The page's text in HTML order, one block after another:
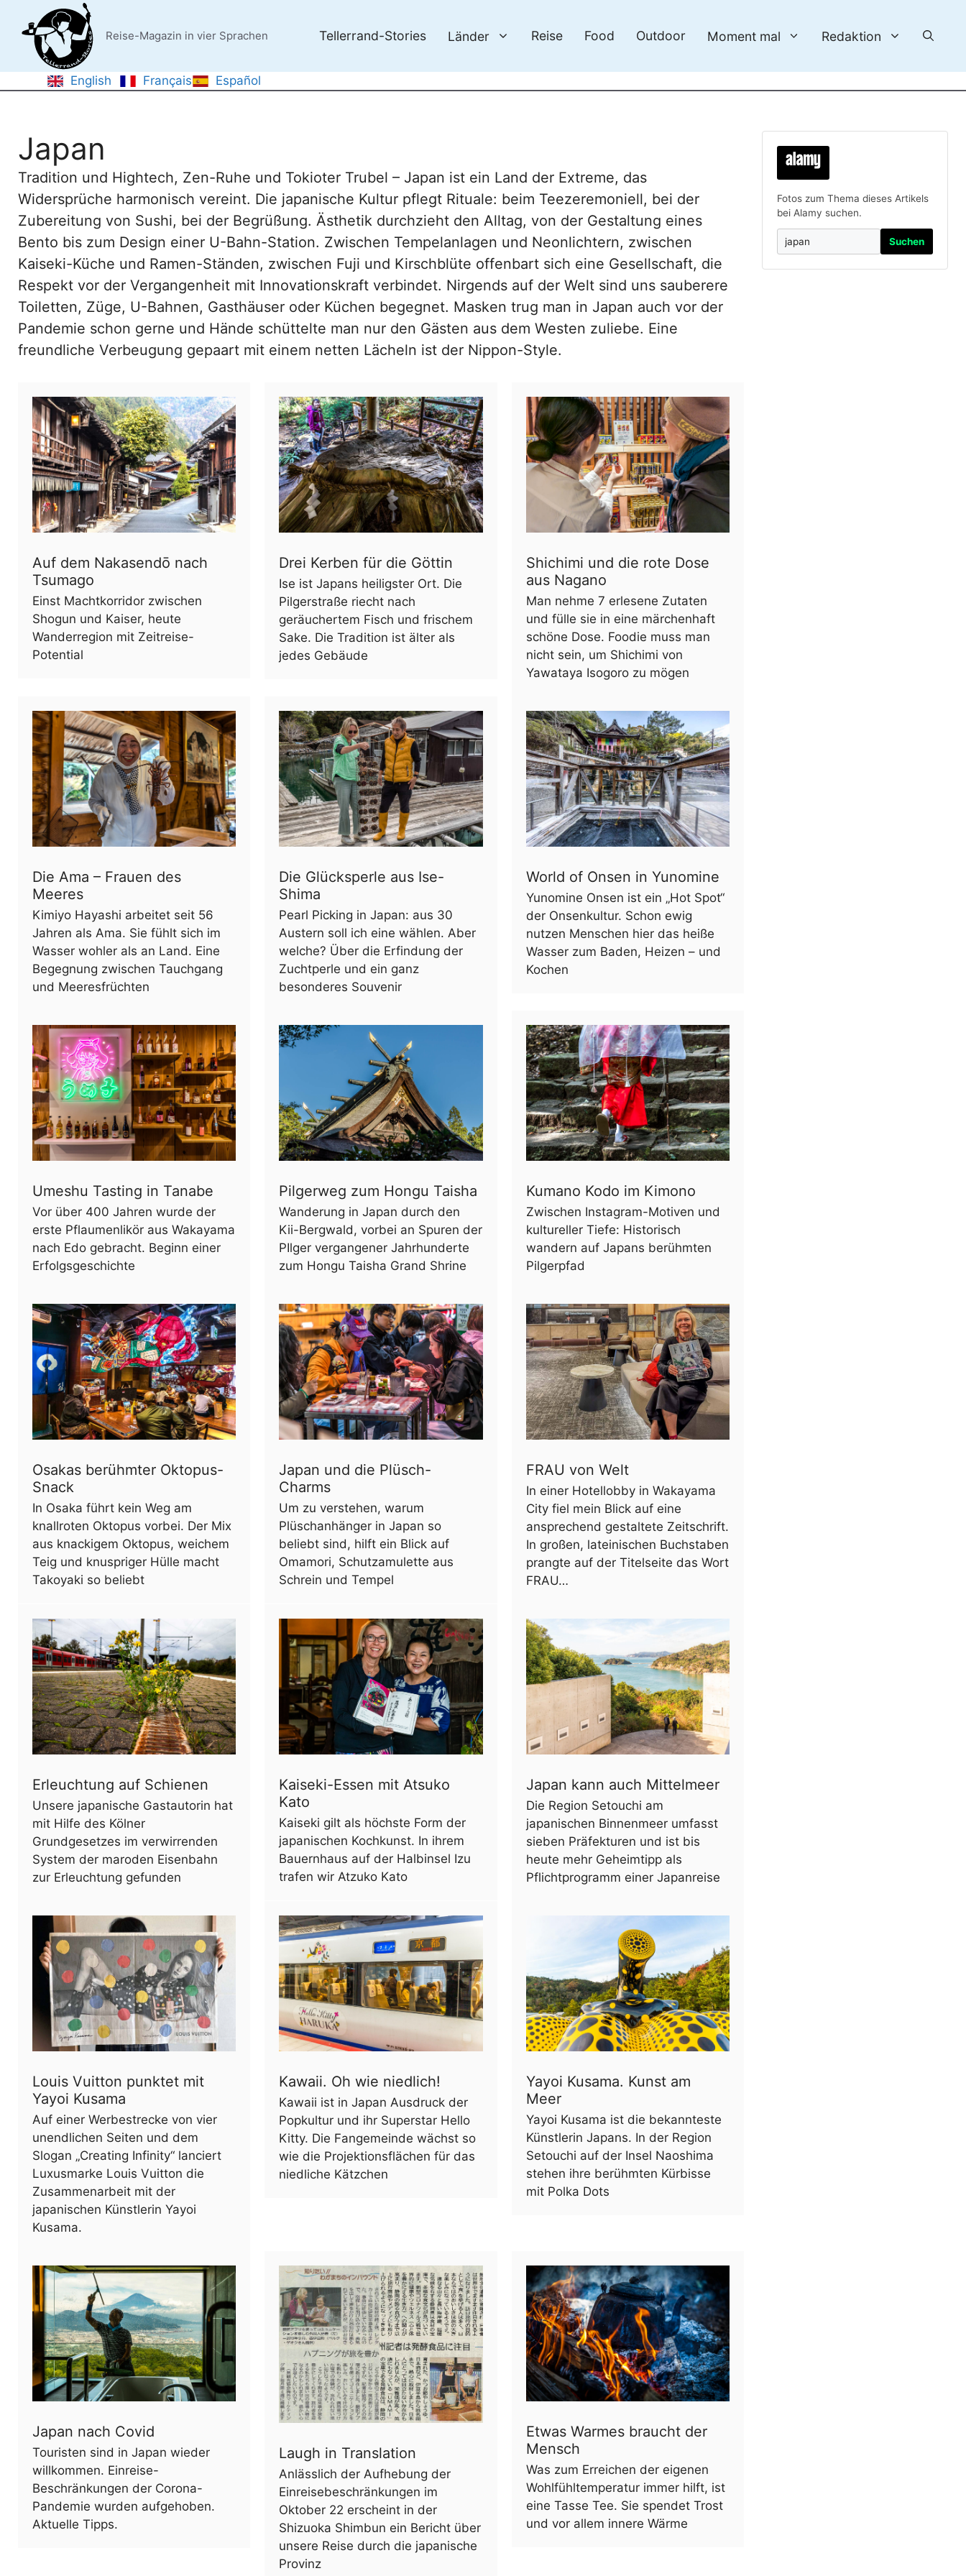
Inhalt
springen
Reise-Magazin in vier Sprachen Tellerrand-Stories Länder Reise Food Outdoor Moment mal Redaktion
English Français Español
Japan
Tradition und Hightech, Zen-Ruhe und Tokioter Trubel – Japan ist ein Land der Extreme, das
Widersprüche harmonisch vereint. Die japanische Kultur pflegt Rituale: beim Teezeremoniell, bei der
Zubereitung von Sushi, bei der Begrüßung. Ästhetik durchzieht den Alltag, von der Gestaltung eines
Bento bis zum Design einer U-Bahn-Station. Zwischen Tempelanlagen und Neonlichtern, zwischen
Kaiseki-Küche und Ramen-Ständen, zwischen Fuji und Kirschblüte offenbart sich eine Gesellschaft, die
Respekt vor der Vergangenheit mit Innovationskraft verbindet. Nirgends auf der Welt sind uns sauberere
Toiletten, Züge, U-Bahnen, Gasthäuser oder Küchen begegnet. Masken trug man in Japan auch vor der
Pandemie schon gerne und Hände schüttelte man nur den Gästen aus dem Westen zuliebe. Eine
freundliche Verbeugung gepaart mit einem netten Lächeln ist der Nippon-Style.
Auf dem Nakasendō nach
Tsumago
Einst Machtkorridor zwischen
Shogun und Kaiser, heute
Wanderregion mit Zeitreise-
Potential
Drei Kerben für die Göttin
Ise ist Japans heiligster Ort. Die
Pilgerstraße riecht nach
geräuchertem Fisch und frischem
Sake. Die Tradition ist älter als
jedes Gebäude
Shichimi und die rote Dose
aus Nagano
Man nehme 7 erlesene Zutaten
und fülle sie in eine märchenhaft
schöne Dose. Foodie muss man
nicht sein, um Shichimi von
Yawataya Isogoro zu mögen
Die Ama – Frauen des
Meeres
Kimiyo Hayashi arbeitet seit 56
Jahren als Ama. Sie fühlt sich im
Wasser wohler als an Land. Eine
Begegnung zwischen Tauchgang
und Meeresfrüchten
Die Glücksperle aus Ise-
Shima
Pearl Picking in Japan: aus 30
Austern soll ich eine wählen. Aber
welche? Über die Erfindung der
Zuchtperle und ein ganz
besonderes Souvenir
World of Onsen in Yunomine
Yunomine Onsen ist ein „Hot Spot“
der Onsenkultur. Schon ewig
nutzen Menschen hier das heiße
Wasser zum Baden, Heizen – und
Kochen
Umeshu Tasting in Tanabe
Vor über 400 Jahren wurde der
erste Pflaumenlikör aus Wakayama
nach Edo gebracht. Beginn einer
Erfolgsgeschichte
Pilgerweg zum Hongu Taisha
Wanderung in Japan durch den
Kii-Bergwald, vorbei an Spuren der
PIlger vergangener Jahrhunderte
zum Hongu Taisha Grand Shrine
Kumano Kodo im Kimono
Zwischen Instagram-Motiven und
kultureller Tiefe: Historisch
wandern auf Japans berühmten
Pilgerpfad
Osakas berühmter Oktopus-
Snack
In Osaka führt kein Weg am
knallroten Oktopus vorbei. Der Mix
aus knackigem Oktopus, weichem
Teig und knuspriger Hülle macht
Takoyaki so beliebt
Japan und die Plüsch-
Charms
Um zu verstehen, warum
Plüschanhänger in Japan so
beliebt sind, hilft ein Blick auf
Omamori, Schutzamulette aus
Schrein und Tempel
FRAU von Welt
In einer Hotellobby in Wakayama
City fiel mein Blick auf eine
ansprechend gestaltete Zeitschrift.
In großen, lateinischen Buchstaben
prangte auf der Titelseite das Wort
FRAU…
Erleuchtung auf Schienen
Unsere japanische Gastautorin hat
mit Hilfe des Kölner
Grundgesetzes im verwirrenden
System der maroden Eisenbahn
zur Erleuchtung gefunden
Kaiseki-Essen mit Atsuko
Kato
Kaiseki gilt als höchste Form der
japanischen Kochkunst. In ihrem
Bauernhaus auf der Halbinsel Izu
trafen wir Atzuko Kato
Japan kann auch Mittelmeer
Die Region Setouchi am
japanischen Binnenmeer umfasst
sieben Präfekturen und ist bis
heute mehr Geheimtipp als
Pflichtprogramm einer Japanreise
Louis Vuitton punktet mit
Yayoi Kusama
Auf einer Werbestrecke von vier
unendlichen Seiten und dem
Slogan „Creating Infinity“ lanciert
Luxusmarke Louis Vuitton die
Zusammenarbeit mit der
japanischen Künstlerin Yayoi
Kusama.
Kawaii. Oh wie niedlich!
Kawaii ist in Japan Ausdruck der
Popkultur und ihr Superstar Hello
Kitty. Die Fangemeinde wächst so
wie die Projektionsflächen für das
niedliche Kätzchen
Yayoi Kusama. Kunst am
Meer
Yayoi Kusama ist die bekannteste
Künstlerin Japans. In der Region
Setouchi auf der Insel Naoshima
stehen ihre berühmten Kürbisse
mit Polka Dots
Japan nach Covid
Touristen sind in Japan wieder
willkommen. Einreise-
Beschränkungen der Corona-
Pandemie wurden aufgehoben.
Aktuelle Tipps.
Laugh in Translation
Anlässlich der Aufhebung der
Einreisebeschränkungen im
Oktober 22 erscheint in der
Shizuoka Shimbun ein Bericht über
unsere Reise durch die japanische
Provinz
Etwas Warmes braucht der
Mensch
Was zum Erreichen der eigenen
Wohlfühltemperatur immer hilft, ist
eine Tasse Tee. Sie spendet Trost
und vor allem innere Wärme
Fotos zum Thema dieses Artikels
bei Alamy suchen.
Suchen